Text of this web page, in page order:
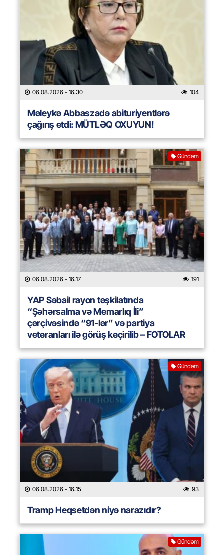
06.08.2026 - 16:30 104
Məleykə Abbaszadə abituriyentlərə
çağırış etdi: MÜTLƏQ OXUYUN!
Gündəm
06.08.2026 - 16:17 191
YAP Səbail rayon təşkilatında
“Şəhərsalma və Memarlıq İli”
çərçivəsində “91-lər” və partiya
veteranları ilə görüş keçirilib – FOTOLAR
Gündəm
06.08.2026 - 16:15 93
Tramp Heqsetdən niyə narazıdır?
Gündəm